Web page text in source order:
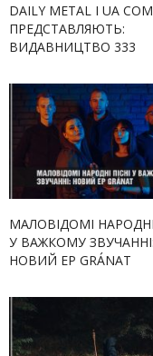
DAILY METAL І UA
ПРЕДСТАВЛЯЮТЬ:
ВИДАВНИЦТВО 333
МАЛОВІДОМІ НАРОДНІ
У ВАЖКОМУ ЗВУЧАННІ:
НОВИЙ EP GRÁNAT